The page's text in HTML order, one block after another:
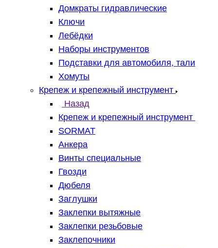
Домкраты гидравлические
Ключи
Лебёдки
Наборы инструментов
Подставки для автомобиля, тали
Хомуты
Крепеж и крепежный инструмент
Назад
Крепеж и крепежный инструмент
SORMAT
Анкера
Винты специальные
Гвозди
Дюбеля
Заглушки
Заклепки вытяжные
Заклепки резьбовые
Заклепочники